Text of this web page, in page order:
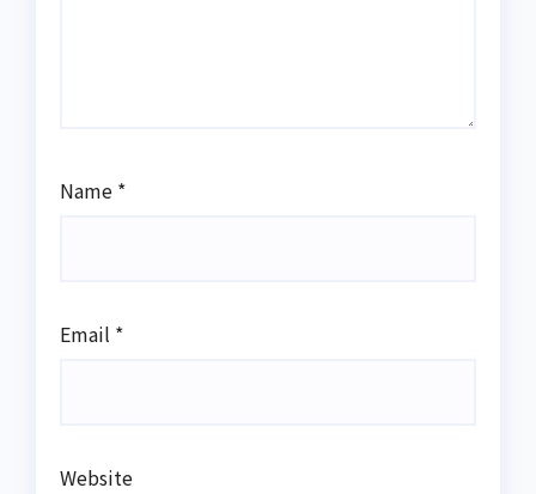
Name *
Email *
Website